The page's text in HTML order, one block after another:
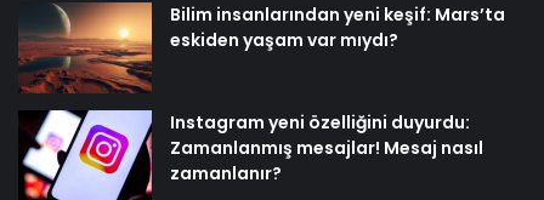
Bilim insanlarından yeni keşif: Mars’ta
eskiden yaşam var mıydı?
Instagram yeni özelliğini duyurdu:
Zamanlanmış mesajlar! Mesaj nasıl
zamanlanır?